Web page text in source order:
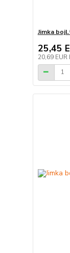
Jimka
25,45
20,69 EUR